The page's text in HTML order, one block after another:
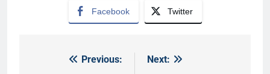
Facebook Twitter
ΠλοήγησηPrevious: Next: